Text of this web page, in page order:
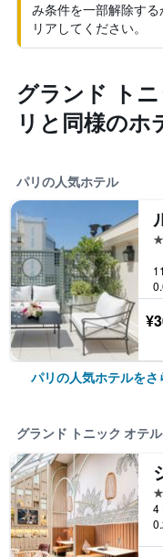
み条件を一部解除す
リアしてください。
グランド ト
リと同様のホ
パリの人気ホテル
パリの人気ホテルをさ
グランド トニック オテ